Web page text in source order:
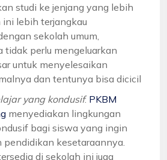
studi ke jenjang yang lebih
ini lebih terjangkau
sekolah umum,
tidak perlu mengeluarkan
untuk menyelesaikan
dan tentunya bisa dicicil
yang kondusif: PKBM
menyediakan lingkungan
bagi siswa yang ingin
pendidikan kesetaraannya.
di sekolah ini juga